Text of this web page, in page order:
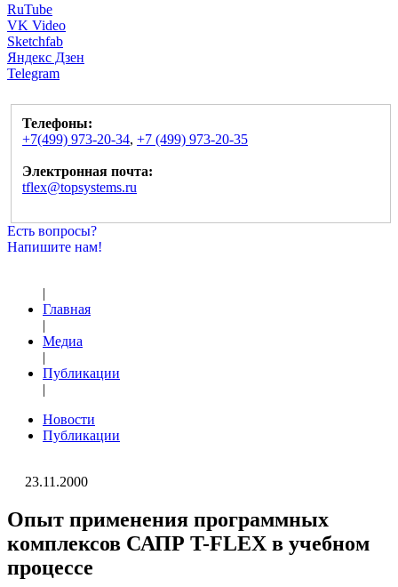
RuTube
VK Video
Sketchfab
Яндекс Дзен
Telegram
Телефоны:
+7(499) 973-20-34, +7 (499) 973-20-35
Электронная почта:
tflex@topsystems.ru
Есть вопросы?
Напишите нам!
|
Главная
|
Медиа
|
Публикации
|
Новости
Публикации
23.11.2000
Опыт применения программных
комплексов САПР T-FLEX в учебном
процессе